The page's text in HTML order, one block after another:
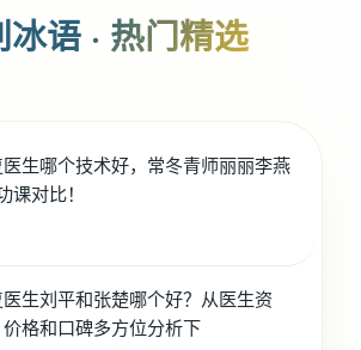
冰语 · 热门精选
生哪个技术好，常冬青师丽丽李燕
课对比！
生刘平和张楚哪个好？从医生资
格和口碑多方位分析下